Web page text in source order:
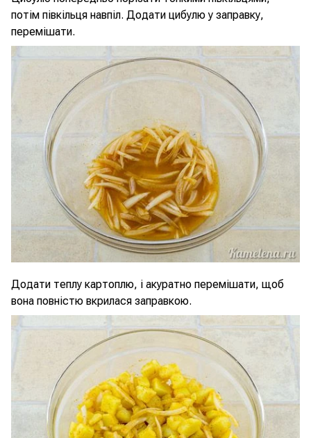
потім півкільця навпіл. Додати цибулю у заправку,
перемішати.
Додати теплу картоплю, і акуратно перемішати, щоб
вона повністю вкрилася заправкою.